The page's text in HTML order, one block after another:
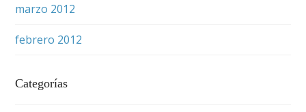
marzo 2012
febrero 2012
Categorías